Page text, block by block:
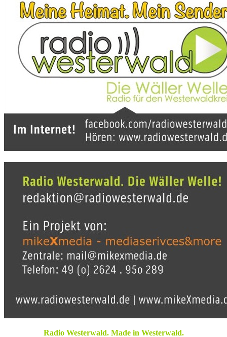
Radio Westerwald. Made in Westerwald.